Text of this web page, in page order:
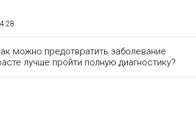
можно предотвратить заболевание
лучше пройти полную диагностику?